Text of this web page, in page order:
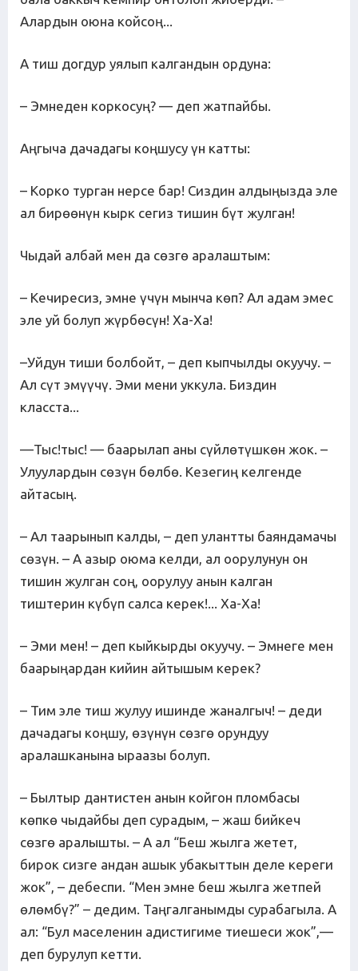
Алардын оюна койсоң...
А тиш догдур уялып калгандын ордуна:
– Эмнеден коркосуң? — деп жатпайбы.
Аңгыча дачадагы коңшусу үн катты:
– Корко турган нерсе бар! Сиздин алдыңызда эле
ал бирөөнүн кырк сегиз тишин бүт жулган!
Чыдай албай мен да сөзгө аралаштым:
– Кечиресиз, эмне үчүн мынча көп? Ал адам эмес
эле уй болуп жүрбөсүн! Ха-Ха!
–Уйдун тиши болбойт, – деп кыпчылды окуучу. –
Ал сүт эмүүчү. Эми мени уккула. Биздин
класста...
—Тыс!тыс! — баарылап аны сүйлөтүшкөн жок. –
Улуулардын сөзүн бөлбө. Кезегиң келгенде
айтасың.
– Ал таарынып калды, – деп улантты баяндамачы
сөзүн. – А азыр оюма келди, ал оорулунун он
тишин жулган соң, оорулуу анын калган
тиштерин күбүп салса керек!... Ха-Ха!
– Эми мен! – деп кыйкырды окуучу. – Эмнеге мен
баарыңардан кийин айтышым керек?
– Тим эле тиш жулуу ишинде жаналгыч! – деди
дачадагы коңшу, өзүнүн сөзгө орундуу
аралашканына ыраазы болуп.
– Былтыр дантистен анын койгон пломбасы
көпкө чыдайбы деп сурадым, – жаш бийкеч
сөзгө аралышты. – А ал “Беш жылга жетет,
бирок сизге андан ашык убакыттын деле кереги
жок”, – дебеспи. “Мен эмне беш жылга жетпей
өлөмбү?” – дедим. Таңгалганымды сурабагыла. А
ал: “Бул маселенин адистигиме тиешеси жок”,—
деп бурулуп кетти.